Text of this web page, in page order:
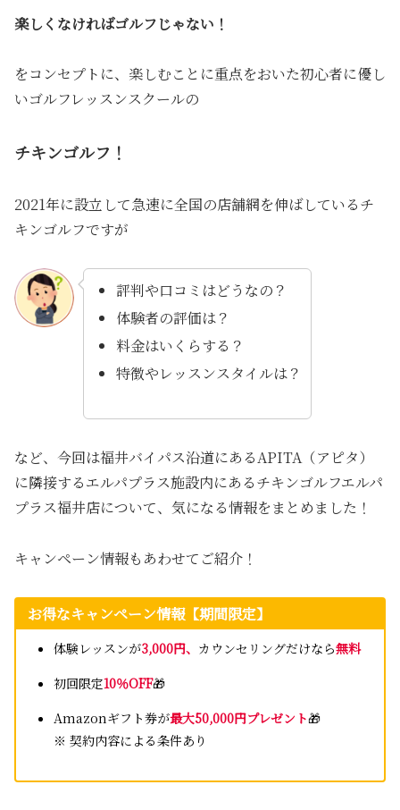
楽しくなければゴルフじゃない！
をコンセプトに、楽しむことに重点をおいた初心者に優し
いゴルフレッスンスクールの
チキンゴルフ！
2021年に設立して急速に全国の店舗網を伸ばしているチ
キンゴルフですが
評判や口コミはどうなの？
体験者の評価は？
料金はいくらする？
特徴やレッスンスタイルは？
など、今回は福井バイパス沿道にあるAPITA（アピタ）
に隣接するエルパプラス施設内にあるチキンゴルフエルパ
プラス福井店について、気になる情報をまとめました！
キャンペーン情報もあわせてご紹介！
お得なキャンペーン情報【期間限定】
体験レッスンが3,000円、 カウンセリングだけなら無料
初回限定10％OFF🎁
Amazonギフト券が最大50,000円プレゼント🎁
※ 契約内容による条件あり